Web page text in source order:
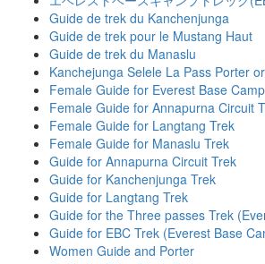
Guide de trek du Kanchenjunga
Guide de trek pour le Mustang Haut
Guide de trek du Manaslu
Kanchejunga Selele La Pass Porter
Female Guide for Everest Base
Female Guide for Annapurna Circuit
Female Guide for Langtang Trek
Female Guide for Manaslu Trek
Guide for Annapurna Circuit Trek
Guide for Kanchenjunga Trek
Guide for Langtang Trek
Guide for the Three passes Trek
Guide for EBC Trek (Everest Base
Women Guide and Porter